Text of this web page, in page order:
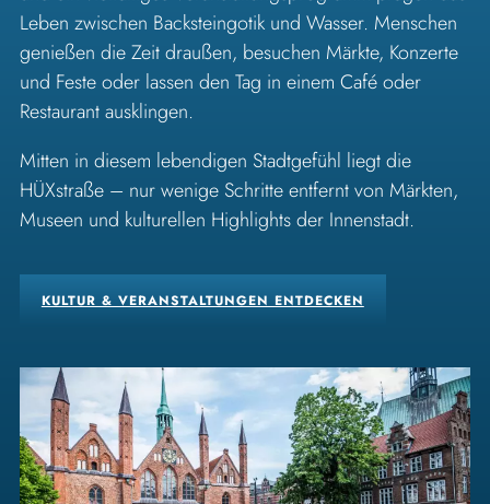
Leben zwischen Backsteingotik und Wasser. Menschen
genießen die Zeit draußen, besuchen Märkte, Konzerte
und Feste oder lassen den Tag in einem Café oder
Restaurant ausklingen.
Mitten in diesem lebendigen Stadtgefühl liegt die
HÜXstraße – nur wenige Schritte entfernt von Märkten,
Museen und kulturellen Highlights der Innenstadt.
KULTUR & VERANSTALTUNGEN ENTDECKEN